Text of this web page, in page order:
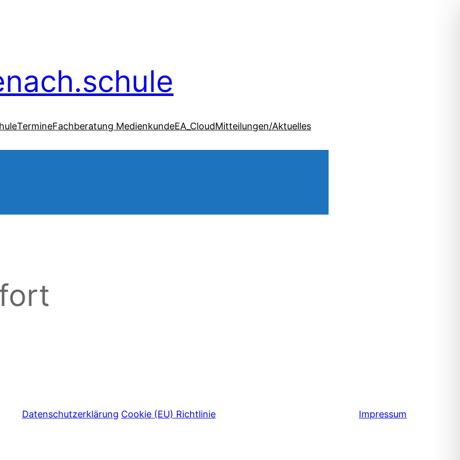
TermineFachberatung MedienkundeEA_CloudMitteilungen/Aktuelles
Datenschutzerklärung Cookie (EU) Richtlinie Impressum